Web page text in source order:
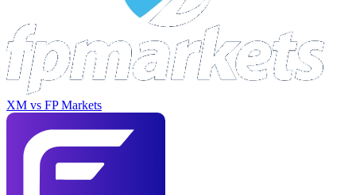
XM vs FP Markets